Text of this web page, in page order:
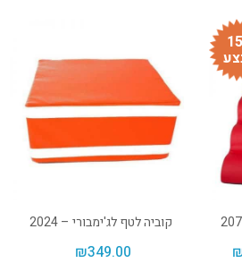
קוביה לטף לג'ימבורי – 2024
₪349.00